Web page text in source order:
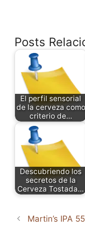
Posts
El perfil sensorial
de la cerveza como
criterio de…
Descubriendo los
secretos de la
Cerveza Tostada…
Martin’s IPA